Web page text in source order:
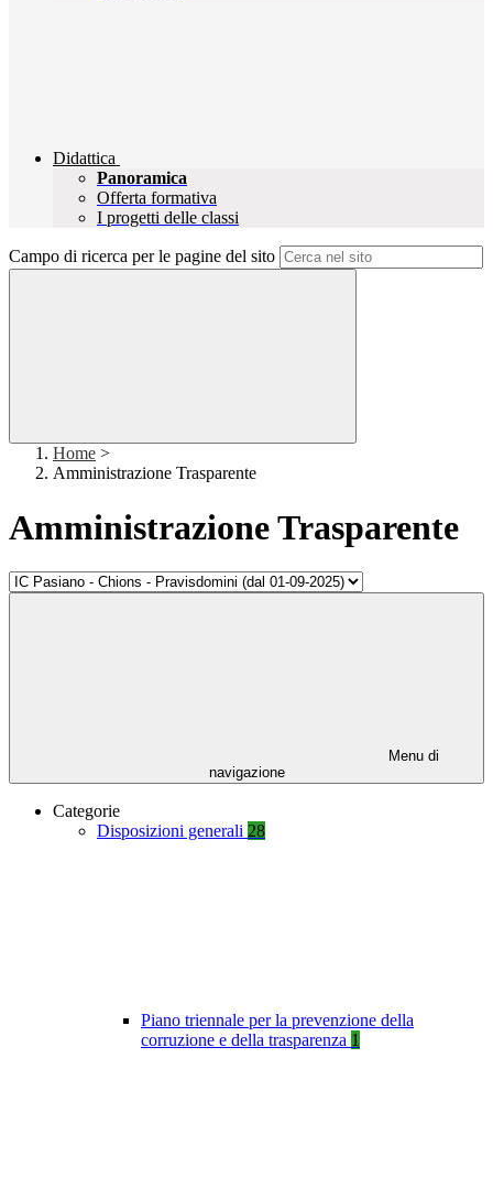
Didattica
Panoramica
Offerta formativa
I progetti delle classi
Campo di ricerca per le pagine del sito
Home >
Amministrazione Trasparente
Amministrazione Trasparente
Menu di
navigazione
Categorie
Disposizioni generali 28
Piano triennale per la prevenzione della
corruzione e della trasparenza 1